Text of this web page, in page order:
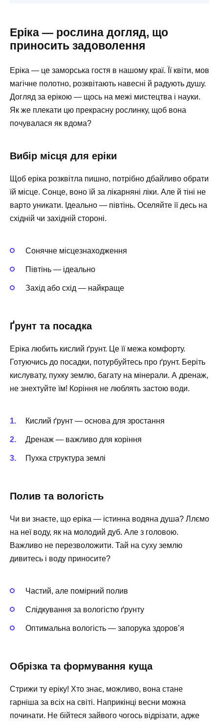
Еріка — рослина догляд, що
приносить задоволення
Еріка — це заморська гостя в нашому краї. Її квіти, мов
магічне полотно, розквітають навесні й радують душу.
Догляд за ерікою — щось на межі мистецтва і науки.
Як же плекати цю прекрасну рослинку, щоб вона
почувалася як вдома?
Вибір місця для еріки
Щоб еріка розквітла пишно, потрібно дбайливо обрати
їй місце. Сонце, воно їй за лікарняні ліки. Але й тіні не
варто уникати. Ідеально — півтінь. Оселяйте її десь на
східній чи західній стороні.
Сонячне місцезнаходження
Півтінь — ідеально
Захід або схід — найкраще
Ґрунт та посадка
Еріка любить кислий ґрунт. Це її межа комфорту.
Готуючись до посадки, потурбуйтесь про ґрунт. Беріть
кислувату, пухку землю, багату на мінерали. А дренаж,
не знехтуйте їм! Коріння не люблять застою води.
Кислий ґрунт — основа для зростання
Дренаж — важливо для коріння
Пухка структура землі
Полив та вологість
Чи ви знаєте, що еріка — істинна водяна душа? Ллємо
на неї воду, як на молодий дуб. Але з головою.
Важливо не перезволожити. Тай на суху землю
дивитесь і воду приносите?
Частий, але помірний полив
Слідкування за вологістю ґрунту
Оптимальна вологість — запорука здоров’я
Обрізка та формування куща
Стрижи ту еріку! Хто знає, можливо, вона стане
гарніша за всіх на світі. Наприкінці весни можна
починати. Не бійтеся зайвого чогось відрізати, адже